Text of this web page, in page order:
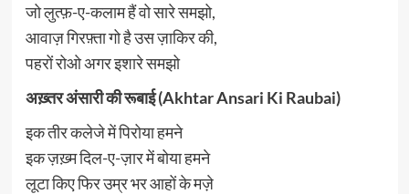
जो लुत्फ़-ए-कलाम हैं वो सारे समझो,
आवाज़ गिरफ़्ता गो है उस ज़ाकिर की,
पहरों रोओ अगर इशारे समझो
अख़्तर अंसारी की रूबाई (Akhtar Ansari Ki Raubai)
इक तीर कलेजे में पिरोया हमने
इक ज़ख़्म दिल-ए-ज़ार में बोया हमने
लूटा किए फिर उम्र भर आहों के मज़े